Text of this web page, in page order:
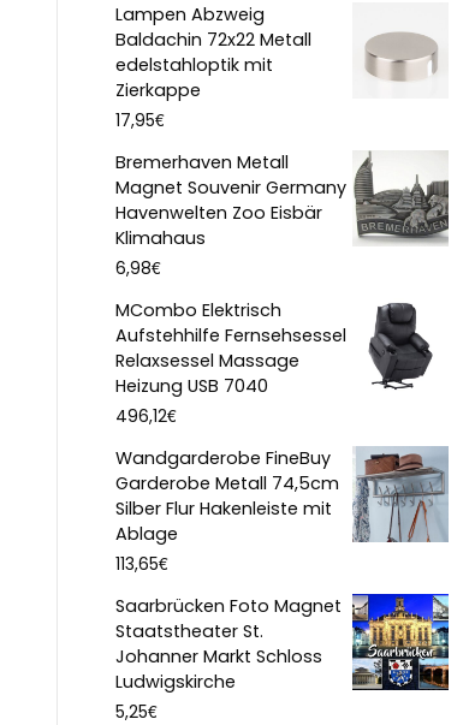
Lampen Abzweig
Baldachin 72x22 Metall
edelstahloptik mit
Zierkappe
17,95€
Bremerhaven Metall
Magnet Souvenir Germany
Havenwelten Zoo Eisbär
Klimahaus
6,98€
MCombo Elektrisch
Aufstehhilfe Fernsehsessel
Relaxsessel Massage
Heizung USB 7040
496,12€
Wandgarderobe FineBuy
Garderobe Metall 74,5cm
Silber Flur Hakenleiste mit
Ablage
113,65€
Saarbrücken Foto Magnet
Staatstheater St.
Johanner Markt Schloss
Ludwigskirche
5,25€